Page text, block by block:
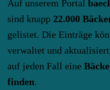
Auf unserem Portal
sind knapp 22.000
gelistet. Die Einträge
verwaltet und
auf jeden Fall eine
finden.